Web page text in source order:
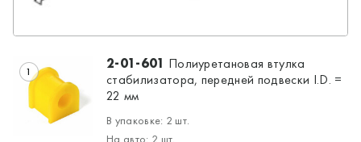
1 2-01-601 Полиуретановая втулка
стабилизатора, передней подвески I.D. =
22 мм
В упаковке: 2 шт.
На авто: 2 шт.